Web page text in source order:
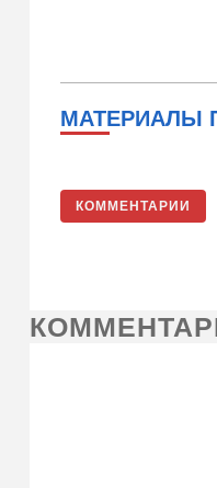
МАТЕРИАЛЫ
КОММЕНТАРИИ